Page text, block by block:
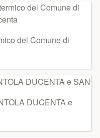
del Comune di
DUCENTA e